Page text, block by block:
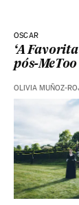
OSCAR
‘A
pós-MeToo
OLIVIA MUÑOZ-